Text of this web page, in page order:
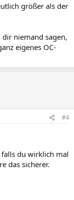
größer als der
niemand sagen,
eigenes OC-
#4
du wirklich mal
das sicherer.